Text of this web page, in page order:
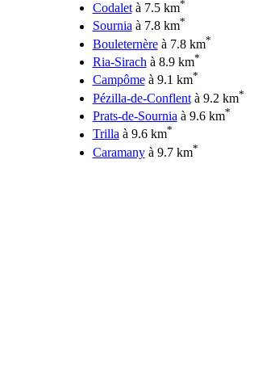
Codaletà 7.5 km*
Sourniaà 7.8 km*
Bouleternèreà 7.8 km*
Ria-Sirach à 8.9 km*
Campômeà 9.1 km*
Pézilla-de-Conflentà 9.2 km*
Prats-de-Sournia à 9.6 km*
Trillaà 9.6 km*
Caramanyà 9.7 km*